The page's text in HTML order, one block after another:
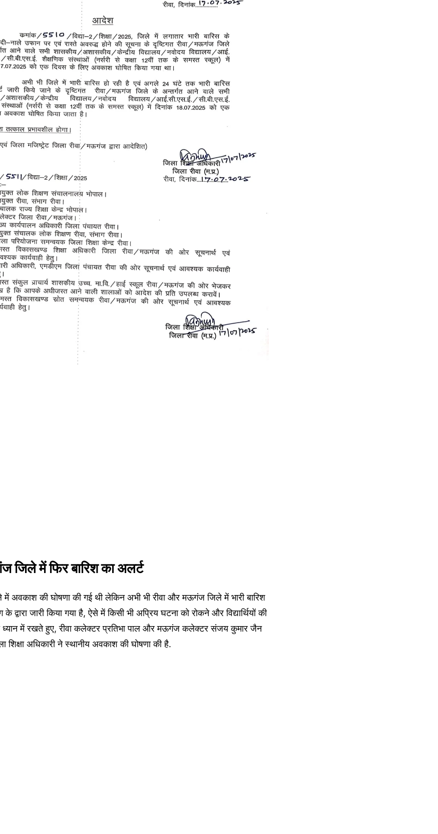
जिले में फिर बारिश का अलर्ट
में अवकाश की घोषणा की गई थी लेकिन अभी भी रीवा और मऊगंज जिले में भारी बारिश
के द्वारा जारी किया गया है, ऐसे में किसी भी अप्रिय घटना को रोकने और विद्यार्थियों की
ध्यान में रखते हुए, रीवा कलेक्टर प्रतिभा पाल और मऊगंज कलेक्टर संजय कुमार जैन
शिक्षा अधिकारी ने स्थानीय अवकाश की घोषणा की है.